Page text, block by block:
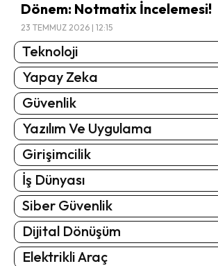
Dönem: Notmatix İncelemesi!
23 TEMMUZ 2026 | 12:15
Teknoloji
Yapay Zeka
Güvenlik
Yazılım Ve Uygulama
Girişimcilik
İş Dünyası
Siber Güvenlik
Dijital Dönüşüm
Elektrikli Araç